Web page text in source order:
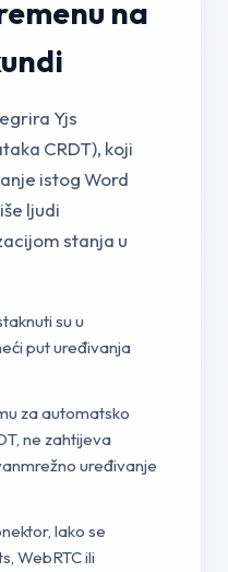
na
Yjs
CRDT), koji
istog Word
ljudi
stanja u
su u
put uređivanja
za automatsko
ne zahtijeva
uređivanje
lako se
WebRTC ili